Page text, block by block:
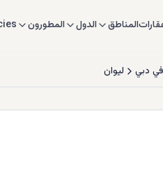
المناطق الدول المطورون
دبي لیوان